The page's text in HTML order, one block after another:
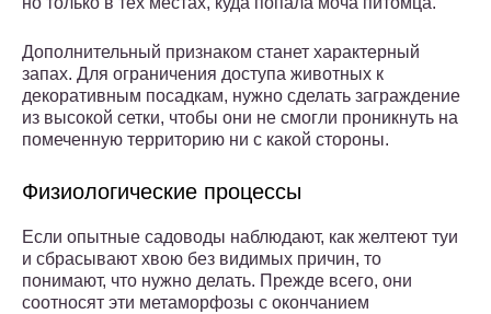
Дополнительный признаком станет характерный
запах. Для ограничения доступа животных к
декоративным посадкам, нужно сделать заграждение
из высокой сетки, чтобы они не смогли проникнуть на
помеченную территорию ни с какой стороны.
Физиологические процессы
Если опытные садоводы наблюдают, как желтеют туи
и сбрасывают хвою без видимых причин, то
понимают, что нужно делать. Прежде всего, они
соотносят эти метаморфозы с окончанием